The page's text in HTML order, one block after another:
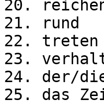
20.
21. rund
22. treten
23.
24. der/
25. das